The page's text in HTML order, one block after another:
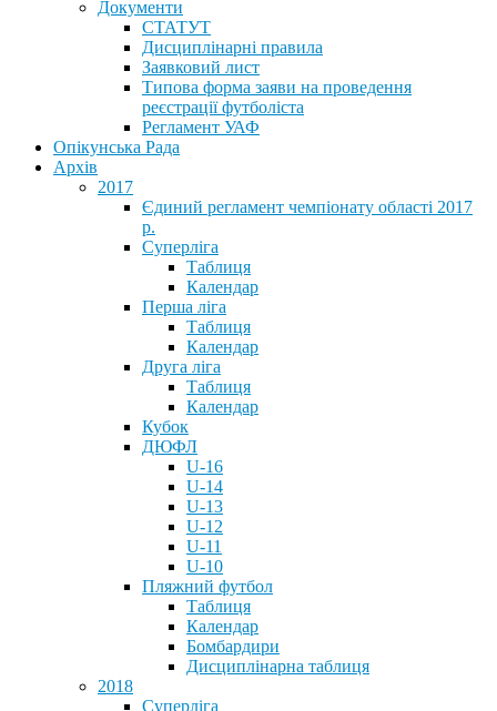
Документи
СТАТУТ
Дисциплінарні правила
Заявковий лист
Типова форма заяви на проведення
реєстрації футболіста
Регламент УАФ
Опікунська Рада
Архів
2017
Єдиний регламент чемпіонату області 2017
р.
Суперліга
Таблиця
Календар
Перша ліга
Таблиця
Календар
Друга ліга
Таблиця
Календар
Кубок
ДЮФЛ
U-16
U-14
U-13
U-12
U-11
U-10
Пляжний футбол
Таблиця
Календар
Бомбардири
Дисциплінарна таблиця
2018
Суперліга